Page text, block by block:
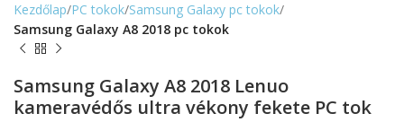
Kezdőlap PC tokok Samsung Galaxy pc tokok
Samsung Galaxy A8 2018 pc tokok
Samsung Galaxy A8 2018 Lenuo
kameravédős ultra vékony fekete PC tok